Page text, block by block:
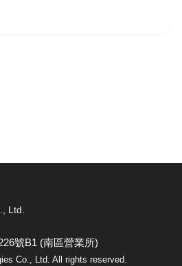
Ltd.
號B1 (南區營業所)
Co., Ltd. All rights reserved.